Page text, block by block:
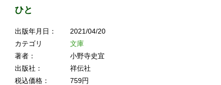
ひと
出版年月日：
2021/04/20
カテゴリ
文庫
著者：
小野寺史宜
出版社：
祥伝社
税込価格：
759円